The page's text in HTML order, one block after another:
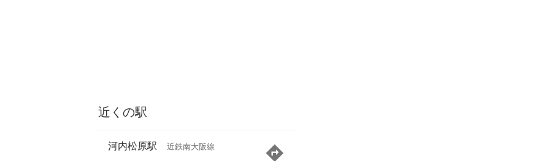
近くの駅
河内松原駅 近鉄南大阪線